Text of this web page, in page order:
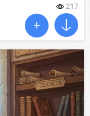
217